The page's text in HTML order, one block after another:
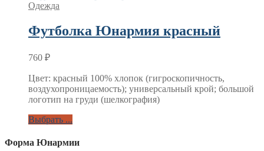
Одежда
Футболка Юнармия красный
760 ₽
Цвет: красный 100% хлопок (гигроскопичность,
воздухопроницаемость); универсальный крой; большой
логотип на груди (шелкография)
Выбрать ...
Форма Юнармии